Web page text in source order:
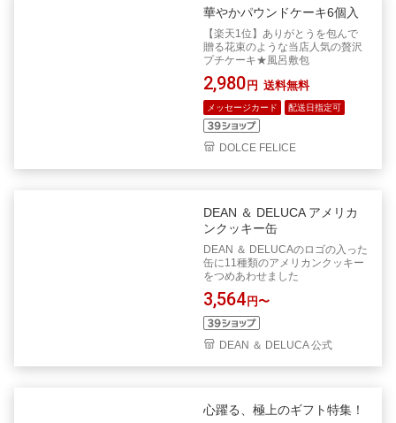
華やかパウンドケーキ6個入
【楽天1位】ありがとうを包んで
贈る花束のような当店人気の贅沢
プチケーキ★風呂敷包
2,980 円 送料無料
メッセージカード 配送日指定可
DOLCE FELICE
DEAN ＆ DELUCA アメリカ
ンクッキー缶
DEAN ＆ DELUCAのロゴの入った
缶に11種類のアメリカンクッキー
をつめあわせました
3,564 円〜
DEAN ＆ DELUCA 公式
心躍る、極上のギフト特集！